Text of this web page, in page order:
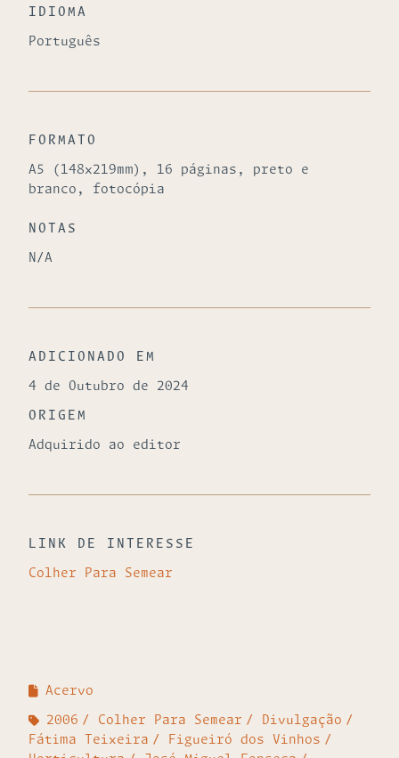
IDIOMA
Português
FORMATO
A5 (148x219mm), 16 páginas, preto e
branco, fotocópia
NOTAS
N/A
ADICIONADO EM
4 de Outubro de 2024
ORIGEM
Adquirido ao editor
LINK DE INTERESSE
Colher Para Semear
Acervo
2006 Colher Para Semear
Divulgação
Fátima Teixeira
Figueiró dos Vinhos